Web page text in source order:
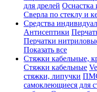
для дрелей Оснастка
Сверла по стеклу и
Средства
Антисептики
Перчатки
Показать все
Стяжки кабельные,
Стяжки кабельные
стяжки, липучки
самоклеющиеся для